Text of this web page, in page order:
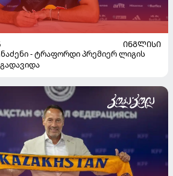
ᲘᲜᲒᲚᲘᲡᲘ
- ტრაფორდი პრემიერ ლიგის